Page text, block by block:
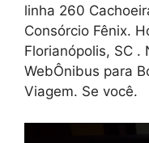
linha 260
Consórcio Fênix.
Florianópolis, SC .
WebÔnibus para
Viagem. Se você.